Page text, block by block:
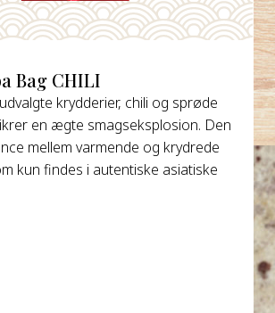
Bag CHILI
krydderier, chili og sprøde
en ægte smagseksplosion. Den
mellem varmende og krydrede
kun findes i autentiske asiatiske